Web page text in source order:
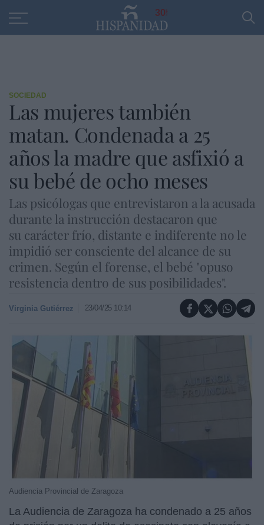
30
SOCIEDAD
Las mujeres también
matan. Condenada a 25
años la madre que asfixió a
su bebé de ocho meses
Las psicólogas que entrevistaron a la acusada
durante la instrucción destacaron que
su carácter frío, distante e indiferente no le
impidió ser consciente del alcance de su
crimen. Según el forense, el bebé "opuso
resistencia dentro de sus posibilidades".
Virginia Gutiérrez 23/04/25 10:14
Audiencia Provincial de Zaragoza
La Audiencia de Zaragoza ha condenado a 25 años